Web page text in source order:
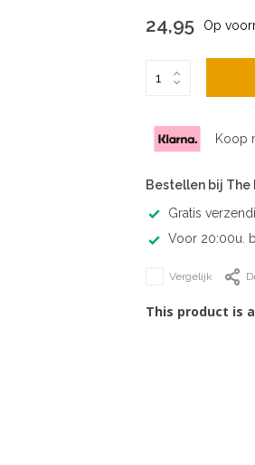
24,95 Op
Koop
Bestellen bij The
Gratis
Voor 20:00u.
Vergelijk
This product is